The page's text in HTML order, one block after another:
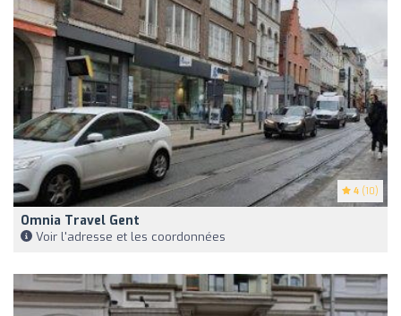
4 (10)
Omnia Travel Gent
Voir l'adresse et les coordonnées